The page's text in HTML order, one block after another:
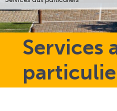
Services